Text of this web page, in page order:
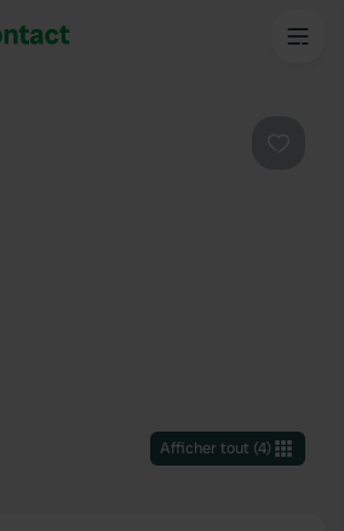
Afficher tout(4)